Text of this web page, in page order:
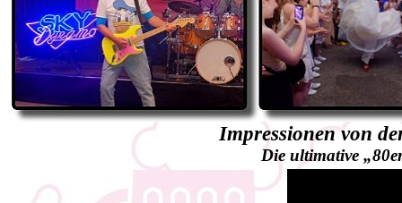
Impressionen von
Die ultimative